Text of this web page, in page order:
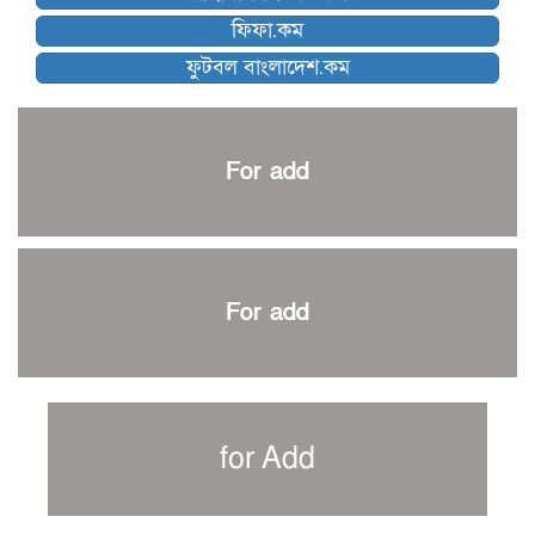
নেইমারকে নিয়েই বিশ্বকাপে ব্রাজিলের প্রাথমিক স্কোয়াড
আর্জেন্টিনার ৫৫ সদস্যের প্রাথমিক দল ঘোষণা
পাকিস্তানের বিপক্ষে ঐতিহাসিক জয়ে ক্রীড়া প্রতিমন্ত্রীর অভিনন্দন
শান্ত-মুমিনুলদের ব্যাটে প্রথম দিন বাংলাদেশের
প্রচার বিমুখ এক ক্রীড়া অন্তপ্রাণ সংগঠক
সাফের হ্যাটট্রিক মিশনে থাইল্যান্ডের পথে আফঈদারা
বায়ার্নকে বিদায় করে ফাইনালে পিএসজি
ফিফা.কম
ফুটবল বাংলাদেশ.কম
For add
For add
for Add